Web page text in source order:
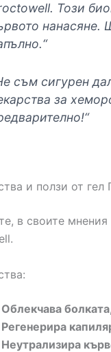
Този
нанасяне.
съм сигурен
за
и ползи от гел
в своите
Облекчава
Регенерира
Неутрализира